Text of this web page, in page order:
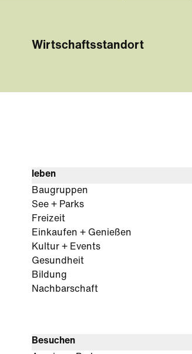
Wirtschaftsstandort
leben
Baugruppen
See + Parks
Freizeit
Einkaufen + Genießen
Kultur + Events
Gesundheit
Bildung
Nachbarschaft
Besuchen